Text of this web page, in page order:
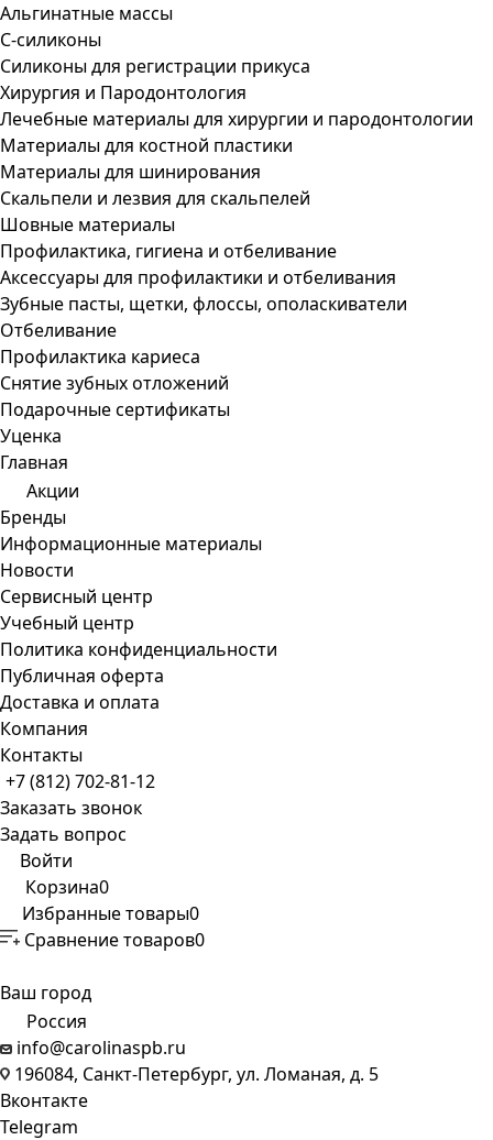
Альгинатные массы
С-силиконы
Силиконы для регистрации прикуса
Хирургия и Пародонтология
Лечебные материалы для хирургии и пародонтологии
Материалы для костной пластики
Материалы для шинирования
Скальпели и лезвия для скальпелей
Шовные материалы
Профилактика, гигиена и отбеливание
Аксессуары для профилактики и отбеливания
Зубные пасты, щетки, флоссы, ополаскиватели
Отбеливание
Профилактика кариеса
Снятие зубных отложений
Подарочные сертификаты
Уценка
Главная
Акции
Бренды
Информационные материалы
Новости
Сервисный центр
Учебный центр
Политика конфиденциальности
Публичная оферта
Доставка и оплата
Компания
Контакты
+7 (812) 702-81-12
Заказать звонок
Задать вопрос
Войти
Корзина0
Избранные товары0
Сравнение товаров0
Ваш город
Россия
info@carolinaspb.ru
196084, Санкт-Петербург, ул. Ломаная, д. 5
Вконтакте
Telegram